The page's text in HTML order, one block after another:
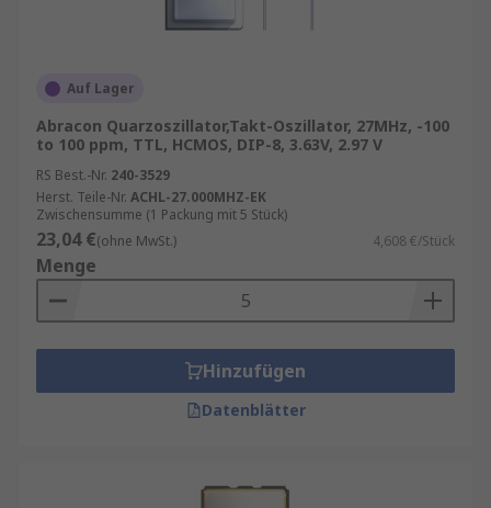
Auf Lager
Abracon Quarzoszillator,Takt-Oszillator, 27MHz, -100
to 100 ppm, TTL, HCMOS, DIP-8, 3.63V, 2.97 V
RS Best.-Nr. 240-3529
Herst. Teile-Nr. ACHL-27.000MHZ-EK
Zwischensumme (1 Packung mit 5 Stück)
23,04 €(ohne MwSt.) 4,608 €/Stück
Menge
Hinzufügen
Datenblätter